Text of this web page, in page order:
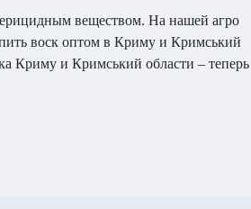
веществом. На нашей агро
воск оптом в Криму и Кримський
Криму и Кримський области – теперь